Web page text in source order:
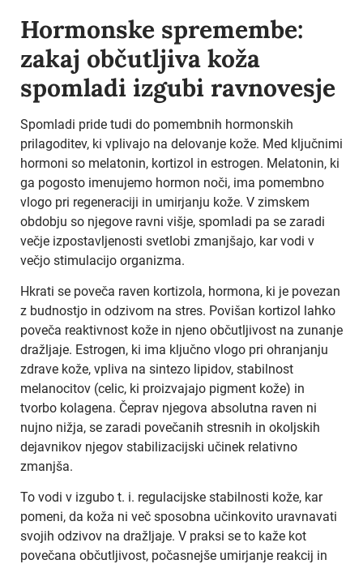
Hormonske spremembe:
zakaj občutljiva koža
spomladi izgubi ravnovesje
Spomladi pride tudi do pomembnih hormonskih
prilagoditev, ki vplivajo na delovanje kože. Med ključnimi
hormoni so melatonin, kortizol in estrogen. Melatonin, ki
ga pogosto imenujemo hormon noči, ima pomembno
vlogo pri regeneraciji in umirjanju kože. V zimskem
obdobju so njegove ravni višje, spomladi pa se zaradi
večje izpostavljenosti svetlobi zmanjšajo, kar vodi v
večjo stimulacijo organizma.
Hkrati se poveča raven kortizola, hormona, ki je povezan
z budnostjo in odzivom na stres. Povišan kortizol lahko
poveča reaktivnost kože in njeno občutljivost na zunanje
dražljaje. Estrogen, ki ima ključno vlogo pri ohranjanju
zdrave kože, vpliva na sintezo lipidov, stabilnost
melanocitov (celic, ki proizvajajo pigment kože) in
tvorbo kolagena. Čeprav njegova absolutna raven ni
nujno nižja, se zaradi povečanih stresnih in okoljskih
dejavnikov njegov stabilizacijski učinek relativno
zmanjša.
To vodi v izgubo t. i. regulacijske stabilnosti kože, kar
pomeni, da koža ni več sposobna učinkovito uravnavati
svojih odzivov na dražljaje. V praksi se to kaže kot
povečana občutljivost, počasnejše umirjanje reakcij in